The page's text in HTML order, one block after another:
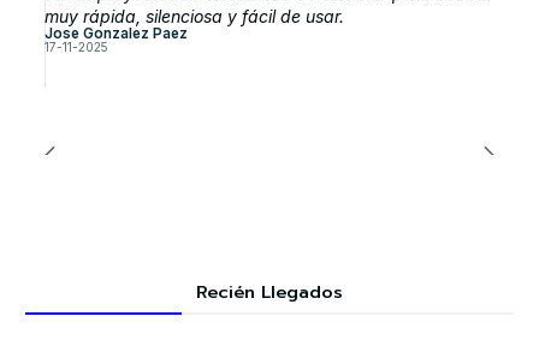
muy rápida, silenciosa y fácil de usar.
Jose Gonzalez Paez
17-11-2025
Recién Llegados